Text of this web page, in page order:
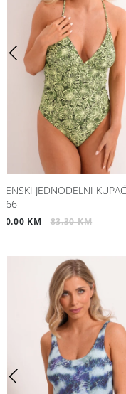
ŽENSKI JEDNODELNI
166
40.00 KM 83.30 KM